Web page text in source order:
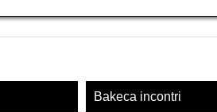
Bakeca incontri